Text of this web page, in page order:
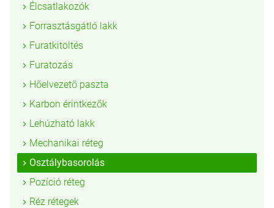
Élcsatlakozók
Forrasztásgátló lakk
Furatkitöltés
Furatozás
Hőelvezető paszta
Karbon érintkezők
Lehúzható lakk
Mechanikai réteg
Osztálybasorolás
Pozíció réteg
Réz rétegek